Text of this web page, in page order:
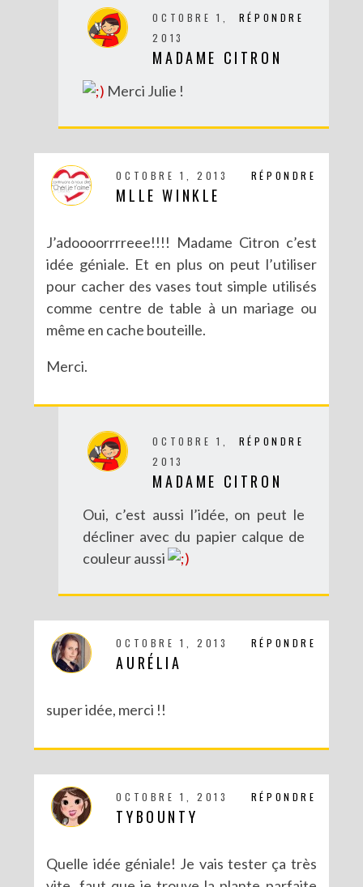
DIY – UN CALENDRIER DE L’AVENT TOUT EN IMAGES
DIY CRÉE TON BULLET JOURNAL (AVEC SCAN N CUT)
RECETTES ET CRÉATIONS POUR DES FÊTES RÉUSSIES – CONCOURS
RÉPONDRE
OCTOBRE 1,
2013
MADAME CITRON
Merci Julie !
RÉPONDRE
OCTOBRE 1, 2013
MLLE WINKLE
J’adoooorrrreee!!!! Madame Citron c’est
idée géniale. Et en plus on peut l’utiliser
pour cacher des vases tout simple utilisés
comme centre de table à un mariage ou
même en cache bouteille.
Merci.
RÉPONDRE
OCTOBRE 1,
2013
MADAME CITRON
Oui, c’est aussi l’idée, on peut le
décliner avec du papier calque de
couleur aussi
RÉPONDRE
OCTOBRE 1, 2013
AURÉLIA
super idée, merci !!
RÉPONDRE
OCTOBRE 1, 2013
TYBOUNTY
Quelle idée géniale! Je vais tester ça très